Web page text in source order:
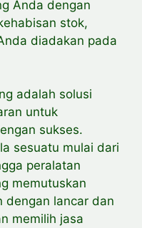
Anda dengan
stok,
diadakan pada
adalah solusi
untuk
sukses.
sesuatu mulai dari
peralatan
memutuskan
dengan lancar dan
memilih jasa